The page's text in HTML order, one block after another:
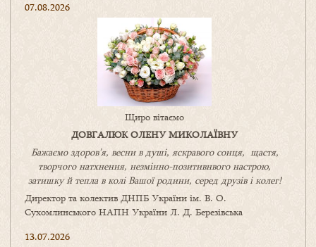
07.08.2026
Щиро вітаємо
ДОВГАЛЮК ОЛЕНУ МИКОЛАЇВНУ
Бажаємо здоров’я, весни в душі, яскравого сонця, щастя,
творчого натхнення, незмінно-позитивнвого настрою,
затишкуйтепла в коліВашоїродини, серед друзів і колег!
Директор та колектив ДНПБ України ім. В. О.
Сухомлинського НАПН України Л. Д. Березівська
13.07.2026